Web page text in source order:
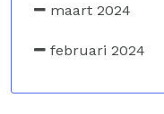
maart 2024
februari 2024